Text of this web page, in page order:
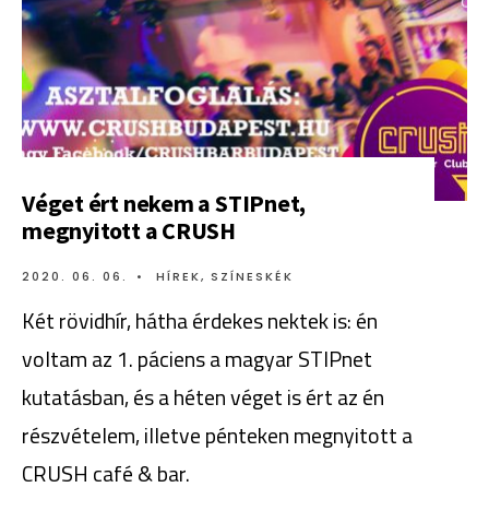
Véget ért nekem a STIPnet,
megnyitott a CRUSH
2020. 06. 06. • HÍREK, SZÍNESKÉK
Két rövidhír, hátha érdekes nektek is: én
voltam az 1. páciens a magyar STIPnet
kutatásban, és a héten véget is ért az én
részvételem, illetve pénteken megnyitott a
CRUSH café & bar.